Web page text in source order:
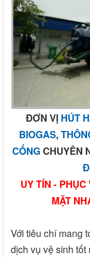
ĐƠN VỊ HÚT
BIOGAS,
CỐNG CHUYÊN
UY TÍN -
MẶT
Với tiêu chí mang
dịch vụ vệ sinh